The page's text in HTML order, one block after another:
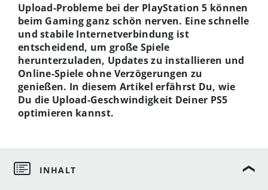
Upload-Probleme bei der PlayStation 5 können
beim Gaming ganz schön nerven. Eine schnelle
und stabile Internetverbindung ist
entscheidend, um große Spiele
herunterzuladen, Updates zu installieren und
Online-Spiele ohne Verzögerungen zu
genießen. In diesem Artikel erfährst Du, wie
Du die Upload-Geschwindigkeit Deiner PS5
optimieren kannst.